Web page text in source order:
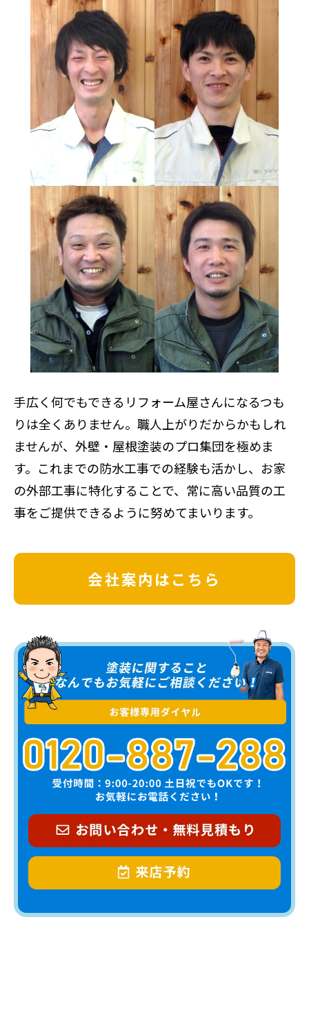
手広く何でもできるリフォーム屋さんになるつも
りは全くありません。職人上がりだからかもしれ
ませんが、外壁・屋根塗装のプロ集団を極めま
す。これまでの防水工事での経験も活かし、お家
の外部工事に特化することで、常に高い品質の工
事をご提供できるように努めてまいります。
会社案内はこちら